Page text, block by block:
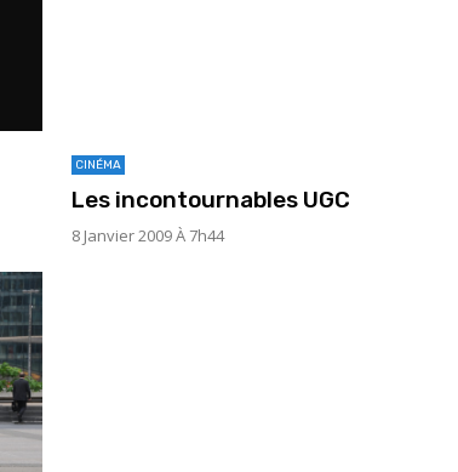
CINÉMA
Les incontournables UGC
8 Janvier 2009 À 7h44